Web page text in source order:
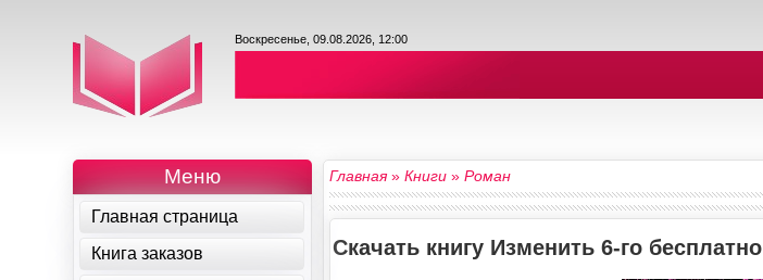
Воскресенье, 09.08.2026, 12:00
Главная»Книги »Роман
Скачать книгу Изменить 6-го бесплатно
Меню
Главная страница
Книга заказов